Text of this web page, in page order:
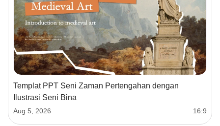
Templat PPT Seni Zaman Pertengahan dengan
Ilustrasi Seni Bina
Aug 5, 2026 16:9